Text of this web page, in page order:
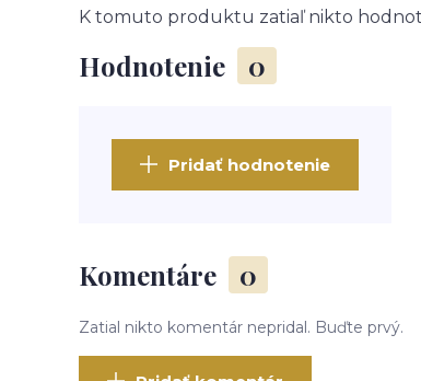
Hodnotenie 0
K tomuto produktu zatiaľ nikto
Pridať hodnotenie
Komentáre 0
Zatial nikto komentár nepridal. Buďte prvý.